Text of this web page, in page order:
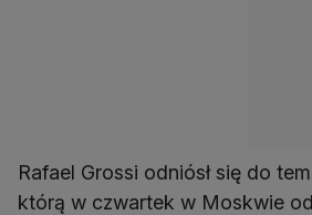
Rafael Grossi odniósł się do
którą w czwartek w Moskwie